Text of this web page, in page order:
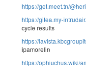
https://get.meet.tn/
https://gitea.my-
cycle results
https://
ipamorelin
https://ophiuchus.wiki/